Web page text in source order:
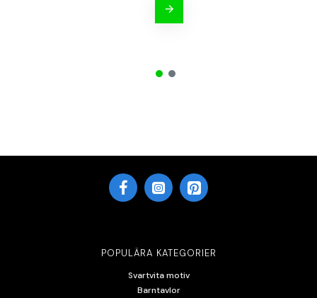
POPULÄRA KATEGORIER
Svartvita motiv
Barntavlor